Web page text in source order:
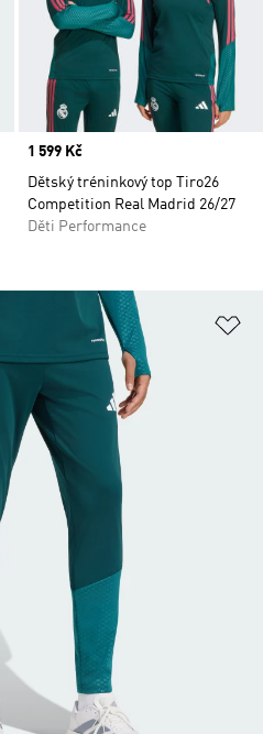
Price
1 599 Kč
Dětský tréninkový top Tiro26
Competition Real Madrid 26/27
Děti Performance